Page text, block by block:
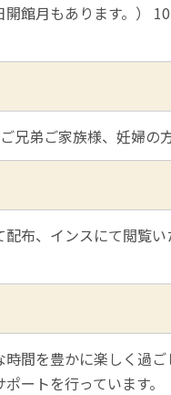
館月もあります。）
兄弟ご家族様、妊婦の
配布、インスにて閲覧い
時間を豊かに楽しく過
ートを行っています。